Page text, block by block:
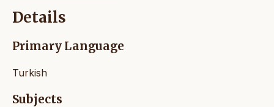
Details
Primary Language
Turkish
Subjects